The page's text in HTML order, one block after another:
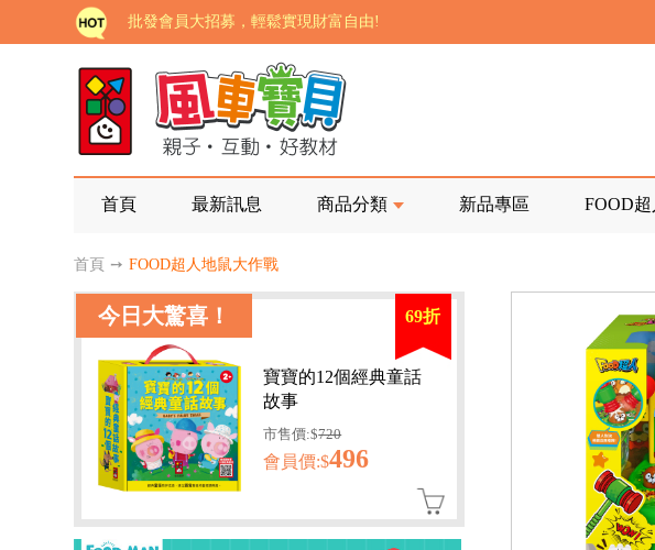
批發會員大招募，輕鬆實現財富自由!
如需更改或重開發票 需在訂單成立三天內通知客服 寄回發票需附上回郵郵票
老師您好!!幼教會員火熱招募中~
海外購物免煩惱！點我查看『海外購物流程說明』
家長樂了!「風車書版集團暨FOOD超人企業總部」目前正興建中!
老師您好!!幼教會員火熱招募中~
海外購物免煩惱！點我查看『海外購物流程說明』
首頁 最新訊息 商品分類 新品專區 FOOD
首頁 ➙ FOOD超人地鼠大作戰
今日大驚喜！ 69折
寶寶的12個經典童話
故事
市售價:$720
會員價:$496